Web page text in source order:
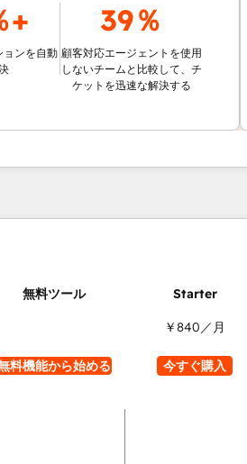
自動
39％
顧客対応エージェントを使用
しないチームと比較して、チ
ケットを迅速な解決する
料機能から始める
￥840 ／月
今すぐ購入